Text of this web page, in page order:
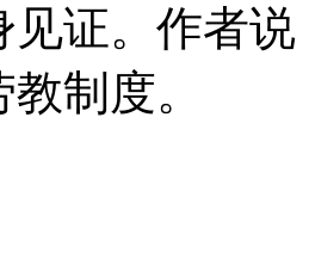
见证。作者
制度。